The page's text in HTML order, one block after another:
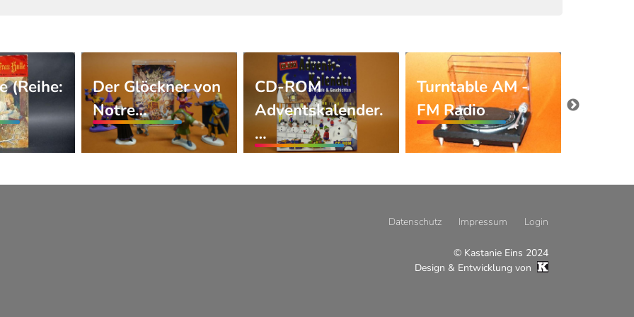
(Reihe:
Der Glöckner von
Notre…
CD-ROM
Adventskalender.
…
Turntable AM -
FM Radio
Die
Datenschutz Impressum Login
© Kastanie Eins 2024
Design & Entwicklung von